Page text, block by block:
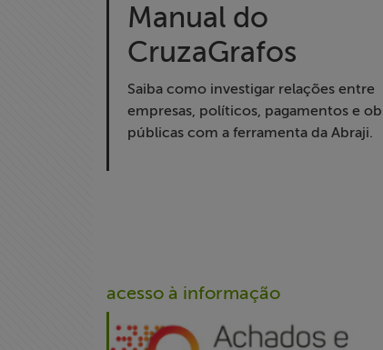
Assine a nossa
Manual do
CruzaGrafos
Saiba como investigar relações entre
empresas, políticos, pagamentos e
públicas com a ferramenta da Abraji.
acesso à informação